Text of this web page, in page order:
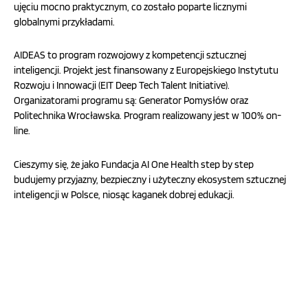
ujęciu mocno praktycznym, co zostało poparte licznymi
globalnymi przykładami.
AIDEAS to program rozwojowy z kompetencji sztucznej
inteligencji. Projekt jest finansowany z Europejskiego Instytutu
Rozwoju i Innowacji (EIT Deep Tech Talent Initiative).
Organizatorami programu są: Generator Pomysłów oraz
Politechnika Wrocławska. Program realizowany jest w 100% on-
line.
Cieszymy się, że jako Fundacja AI One Health step by step
budujemy przyjazny, bezpieczny i użyteczny ekosystem sztucznej
inteligencji w Polsce, niosąc kaganek dobrej edukacji.